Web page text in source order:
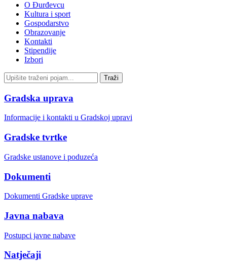
O Đurđevcu
Kultura i sport
Gospodarstvo
Obrazovanje
Kontakti
Stipendije
Izbori
Gradska uprava
Informacije i kontakti u Gradskoj upravi
Gradske tvrtke
Gradske ustanove i poduzeća
Dokumenti
Dokumenti Gradske uprave
Javna nabava
Postupci javne nabave
Natječaji